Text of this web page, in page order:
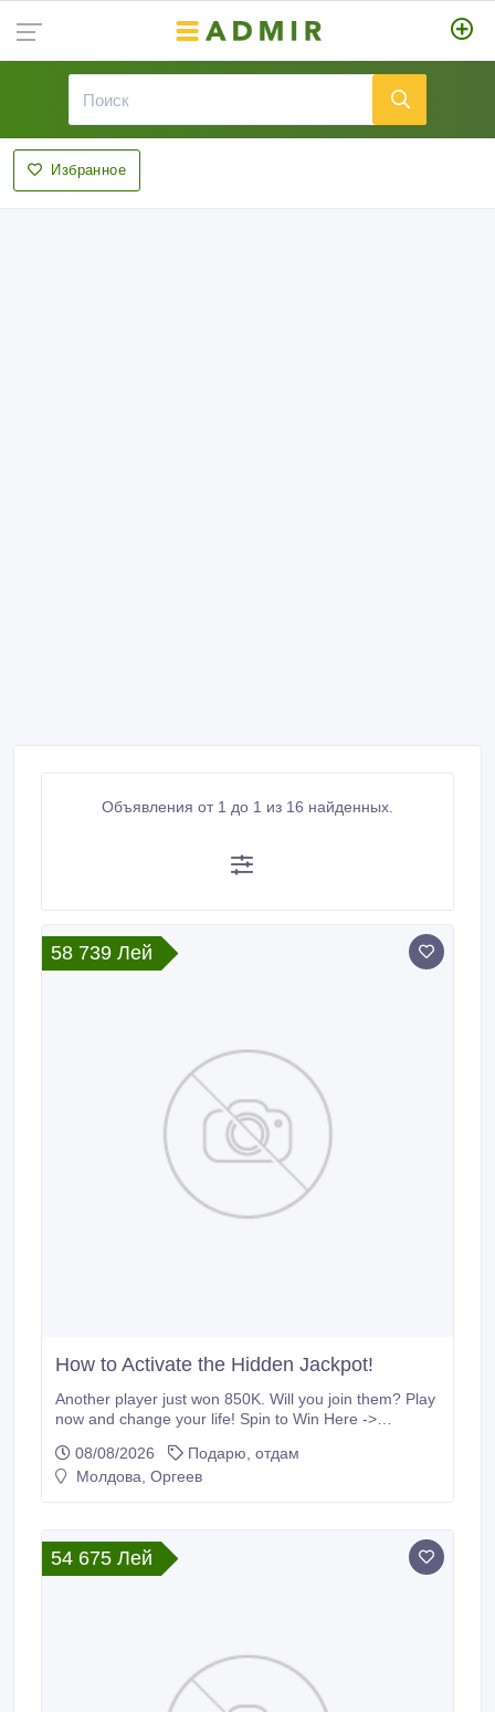
Избранное
Объявления от 1 до 1 из 16 найденных.
58 739 Лей
How to Activate the Hidden Jackpot!
Another player just won 850K. Will you join them? Play
now and change your life! Spin to Win Here ->
08/08/2026
Подарю, отдам
Молдова, Оргеев
54 675 Лей